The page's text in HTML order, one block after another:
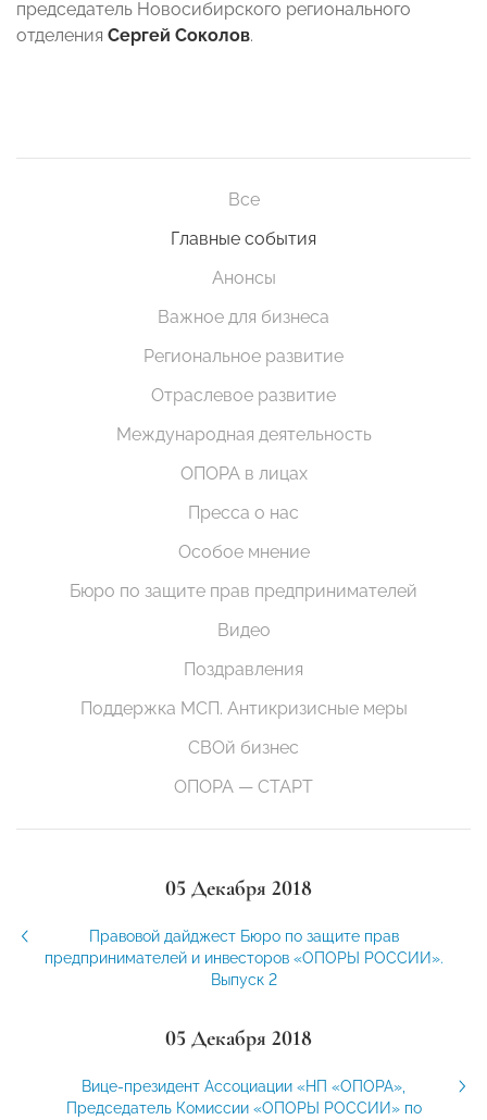
председатель Новосибирского регионального
отделения Сергей Соколов.
Все
Главные события
Анонсы
Важное для бизнеса
Региональное развитие
Отраслевое развитие
Международная деятельность
ОПОРА в лицах
Пресса о нас
Особое мнение
Бюро по защите прав предпринимателей
Видео
Поздравления
Поддержка МСП. Антикризисные меры
СВОй бизнес
ОПОРА — СТАРТ
05 Декабря 2018
Правовой дайджест Бюро по защите прав
предпринимателей и инвесторов «ОПОРЫ РОССИИ».
Выпуск 2
05 Декабря 2018
Вице-президент Ассоциации «НП «ОПОРА»,
Председатель Комиссии «ОПОРЫ РОССИИ» по